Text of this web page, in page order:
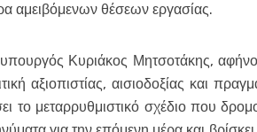
αμειβόμενων θέσεων εργασίας.
Κυριάκος Μητσοτάκης,
αξιοπιστίας, αισιοδοξίας και
το μεταρρυθμιστικό σχέδιο που